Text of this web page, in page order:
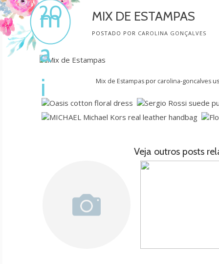
20
m
a
i
MIX DE ESTAMPAS
POSTADO POR CAROLINA GONÇALVES
Mix de Estampas por carolina-goncalves
Veja outros posts